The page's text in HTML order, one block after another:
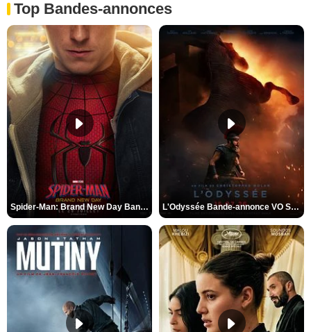
Top Bandes-annonces
Spider-Man: Brand New Day Bande-annonce VO STFR L'Odyssée Bande-annonce VO STFR